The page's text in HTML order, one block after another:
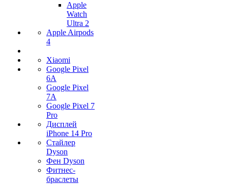
Apple
Watch
Ultra 2
Apple Airpods
4
Xiaomi
Google Pixel
6A
Google Pixel
7А
Google Pixel 7
Pro
Дисплей
iPhone 14 Pro
Стайлер
Dyson
Фен Dyson
Фитнес-
браслеты